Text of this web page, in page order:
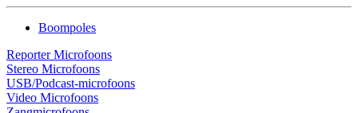
Boompoles
Reporter Microfoons
Stereo Microfoons
USB/Podcast-microfoons
Video Microfoons